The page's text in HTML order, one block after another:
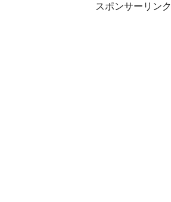
スポンサーリンク